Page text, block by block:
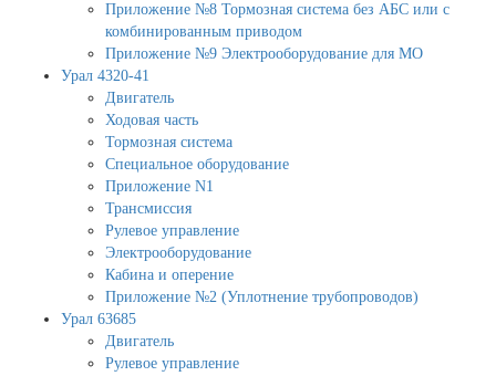
Приложение №8 Тормозная система без АБС или с
комбинированным приводом
Приложение №9 Электрооборудование для МО
Урал 4320-41
Двигатель
Ходовая часть
Тормозная система
Специальное оборудование
Приложение N1
Трансмиссия
Рулевое управление
Электрооборудование
Кабина и оперение
Приложение №2 (Уплотнение трубопроводов)
Урал 63685
Двигатель
Рулевое управление